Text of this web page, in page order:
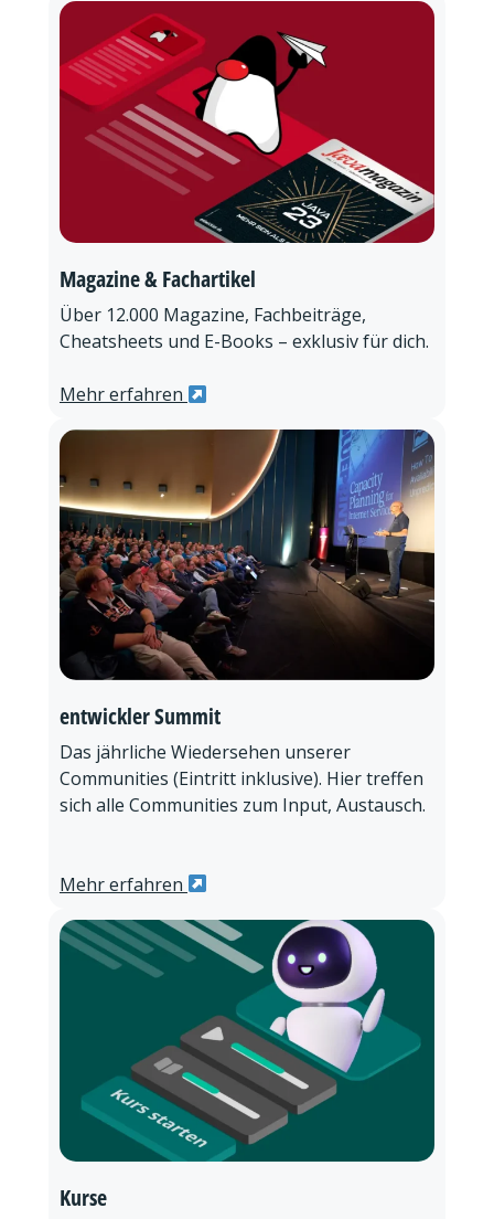
Magazine & Fachartikel
Über 12.000 Magazine, Fachbeiträge,
Cheatsheets und E-Books – exklusiv für dich.
Mehr erfahren
entwickler Summit
Das jährliche Wiedersehen unserer
Communities (Eintritt inklusive). Hier treffen
sich alle Communities zum Input, Austausch.
Mehr erfahren
Kurse